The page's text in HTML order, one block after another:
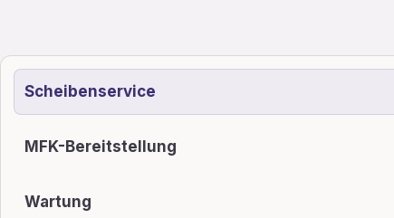
Scheibenservice
MFK-Bereitstellung
Wartung